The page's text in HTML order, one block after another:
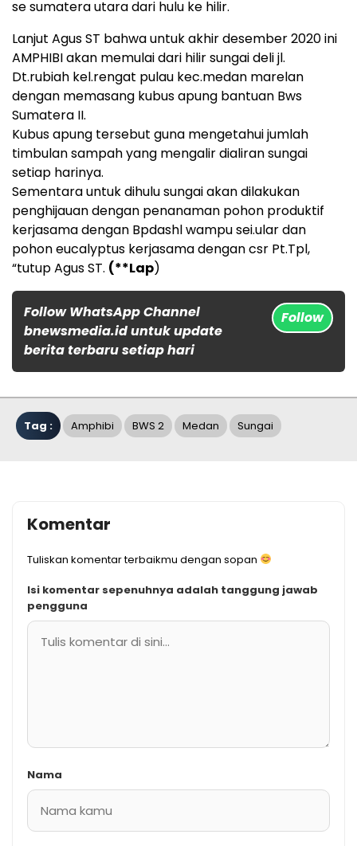
se sumatera utara dari hulu ke hilir.
Lanjut Agus ST bahwa untuk akhir desember 2020 ini
AMPHIBI akan memulai dari hilir sungai deli jl.
Dt.rubiah kel.rengat pulau kec.medan marelan
dengan memasang kubus apung bantuan Bws
Sumatera II.
Kubus apung tersebut guna mengetahui jumlah
timbulan sampah yang mengalir dialiran sungai
setiap harinya.
Sementara untuk dihulu sungai akan dilakukan
penghijauan dengan penanaman pohon produktif
kerjasama dengan Bpdashl wampu sei.ular dan
pohon eucalyptus kerjasama dengan csr Pt.Tpl,
“tutup Agus ST. (**Lap)
Follow WhatsApp Channel
bnewsmedia.id untuk update
berita terbaru setiap hari
Follow
Tag : Amphibi BWS 2 Medan Sungai
Komentar
Tuliskan komentar terbaikmu dengan sopan
Isi komentar sepenuhnya adalah tanggung jawab
pengguna
Nama